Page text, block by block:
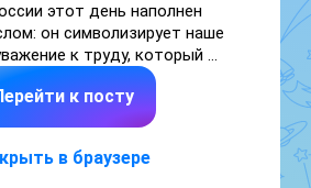
этот день наполнен
он символизирует наше
к труду, который
нашего общества. А ещё
повод порадоваться
весны и её теплу!
к посту
в браузере